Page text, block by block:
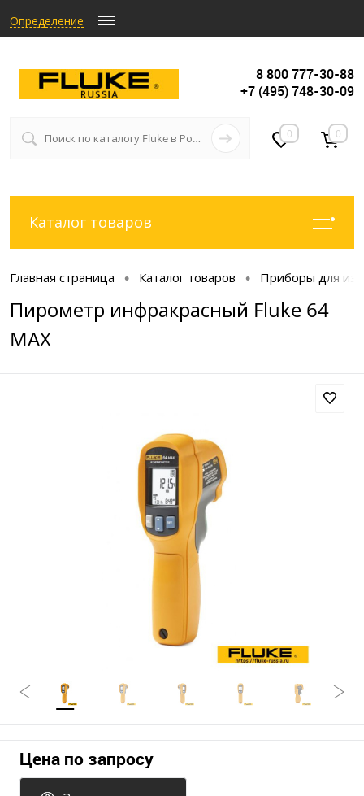
Определение
8 800 777-30-88
+7 (495) 748-30-09
0 0
Каталог товаров
Главная страница • Каталог товаров • Приборы для
Пирометр инфракрасный Fluke 64
MAX
Цена по запросу